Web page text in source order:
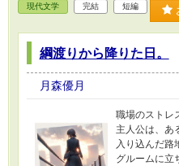
現代文学 完結 短編
綱渡りから降りた日。
月森優月
職場のストレ
主人公は、あ
入り込んだ路
グルームに立